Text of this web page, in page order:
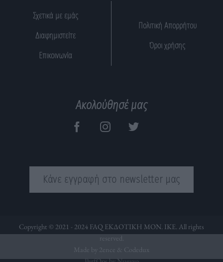
Σχετικά με εμάς
Διαφημιστείτε
Επικοινωνία
Πολιτική Απορρήτου
Όροι χρήσης
Ακολούθησέ μας
Κάνε εγγραφή στο newsletter μας
Copyright © 2021 - 2024 FAQ ΕΚΔΟΤΙΚΗ ΜΟΝ. ΙΚΕ. All rights
reserved.
Made by 2ence & Codedux